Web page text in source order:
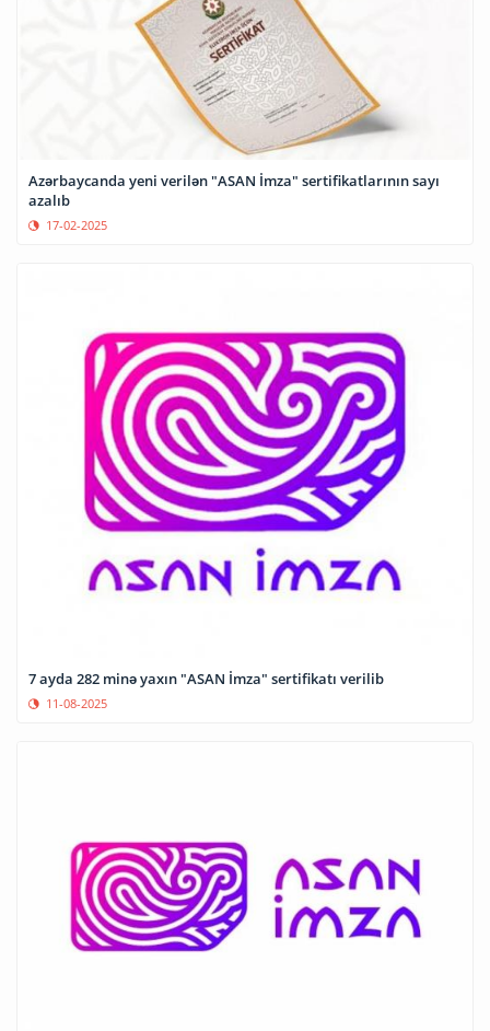
Azərbaycanda yeni verilən "ASAN İmza" sertifikatlarının sayı
azalıb
17-02-2025
7 ayda 282 minə yaxın "ASAN İmza" sertifikatı verilib
11-08-2025